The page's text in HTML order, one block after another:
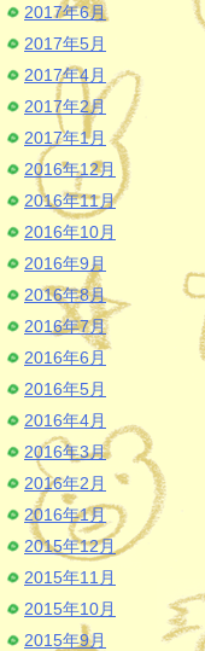
2017年6月
2017年5月
2017年4月
2017年2月
2017年1月
2016年12月
2016年11月
2016年10月
2016年9月
2016年8月
2016年7月
2016年6月
2016年5月
2016年4月
2016年3月
2016年2月
2016年1月
2015年12月
2015年11月
2015年10月
2015年9月